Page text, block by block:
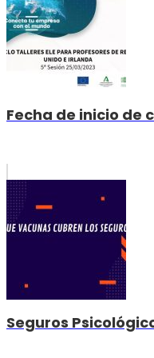
Fecha de inicio de
Seguros